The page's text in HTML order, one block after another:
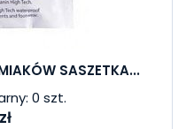
SASZETKA...
0 szt.